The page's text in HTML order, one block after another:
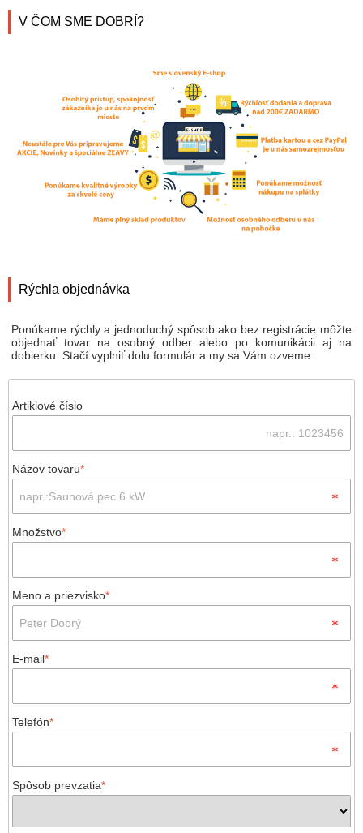
Rýchla objednávka
Ponúkame rýchly a jednoduchý spôsob ako bez registrácie môžte
objednať tovar na osobný odber alebo po komunikácii aj na
dobierku. Stačí vyplniť dolu formulár a my sa Vám ozveme.
Artiklové číslo
Názov tovaru*
Množstvo*
Meno a priezvisko*
E-mail*
Telefón*
Spôsob prevzatia*
V ČOM SME DOBRÍ?